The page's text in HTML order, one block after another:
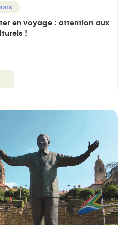
en voyage : attention aux
!